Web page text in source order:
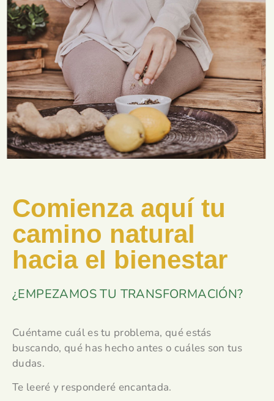
Comienza aquí tu
camino natural
hacia el bienestar
¿EMPEZAMOS TU TRANSFORMACIÓN?
Cuéntame cuál es tu problema, qué estás
buscando, qué has hecho antes o cuáles son tus
dudas.
Te leeré y responderé encantada.